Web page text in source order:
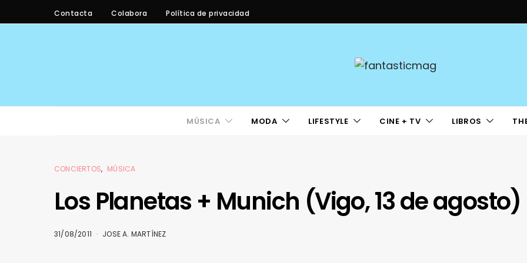
Contacta Colabora Política de privacidad
MÚSICA MODA LIFESTYLE CINE + TV LIBROS
CONCIERTOS MÚSICA
Los Planetas + Munich (Vigo, 13 de agosto)
31/08/2011 JOSE A. MARTÍNEZ